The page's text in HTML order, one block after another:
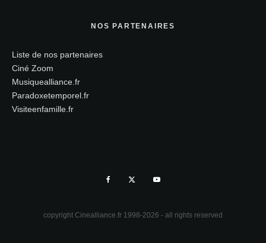
NOS PARTENAIRES
Liste de nos partenaires
Ciné Zoom
Musiquealliance.fr
Paradoxetemporel.fr
Visiteenfamille.fr
copyright Cinealliance.fr 1998-2026 - all rights reserved